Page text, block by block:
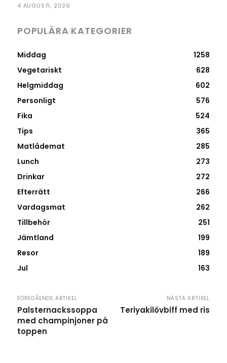
4 AUGUSTI, 2026
POPULÄRA KATEGORIER
Middag
1258
Vegetariskt
628
Helgmiddag
602
Personligt
576
Fika
524
Tips
365
Matlådemat
285
Lunch
273
Drinkar
272
Efterrätt
266
Vardagsmat
262
Tillbehör
251
Jämtland
199
Resor
189
Jul
163
FÖREGÅENDE ARTIKEL
Palsternackssoppa
med champinjoner på
toppen
NÄSTA ARTIKEL
Teriyakilövbiff med ris